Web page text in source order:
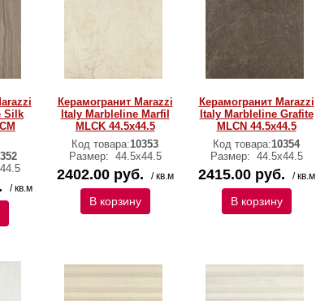
Silk
/ кв.м
Керамогранит Marazzi
Italy Marbleline Marfil
MLCK 44.5х44.5
Код товара:10353
Размер: 44.5х44.5
2402.00 руб. / кв.м
В корзину
Керамогранит Marazzi
Italy Marbleline Grafite
MLCN 44.5х44.5
Код товара:10354
Размер: 44.5х44.5
2415.00 руб. / кв.м
В корзину